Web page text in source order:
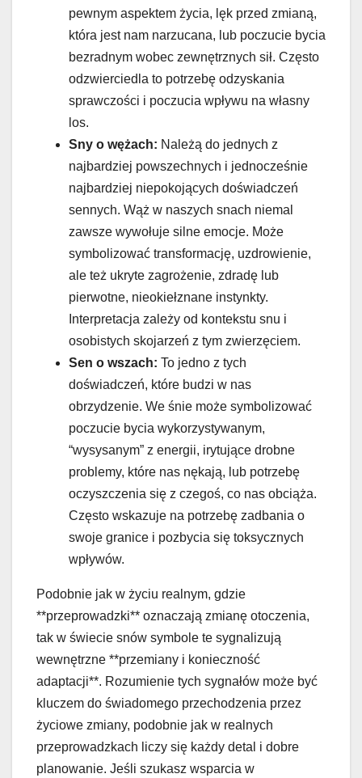
pewnym aspektem życia, lęk przed zmianą,
która jest nam narzucana, lub poczucie bycia
bezradnym wobec zewnętrznych sił. Często
odzwierciedla to potrzebę odzyskania
sprawczości i poczucia wpływu na własny
los.
Sny o wężach: Należą do jednych z
najbardziej powszechnych i jednocześnie
najbardziej niepokojących doświadczeń
sennych. Wąż w naszych snach niemal
zawsze wywołuje silne emocje. Może
symbolizować transformację, uzdrowienie,
ale też ukryte zagrożenie, zdradę lub
pierwotne, nieokiełznane instynkty.
Interpretacja zależy od kontekstu snu i
osobistych skojarzeń z tym zwierzęciem.
Sen o wszach: To jedno z tych
doświadczeń, które budzi w nas
obrzydzenie. We śnie może symbolizować
poczucie bycia wykorzystywanym,
“wysysanym” z energii, irytujące drobne
problemy, które nas nękają, lub potrzebę
oczyszczenia się z czegoś, co nas obciąża.
Często wskazuje na potrzebę zadbania o
swoje granice i pozbycia się toksycznych
wpływów.
Podobnie jak w życiu realnym, gdzie
**przeprowadzki** oznaczają zmianę otoczenia,
tak w świecie snów symbole te sygnalizują
wewnętrzne **przemiany i konieczność
adaptacji**. Rozumienie tych sygnałów może być
kluczem do świadomego przechodzenia przez
życiowe zmiany, podobnie jak w realnych
przeprowadzkach liczy się każdy detal i dobre
planowanie. Jeśli szukasz wsparcia w